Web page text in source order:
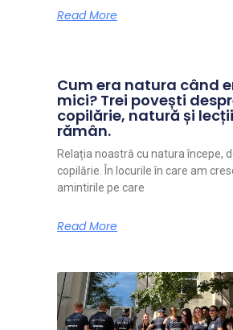
Read More
Cum era natura când
mici? Trei povești
copilărie, natură și
rămân.
Relația noastră cu natura începe,
copilărie. În locurile în care am
amintirile pe care
Read More